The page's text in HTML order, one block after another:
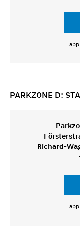
PARKZONE D:
Richard-